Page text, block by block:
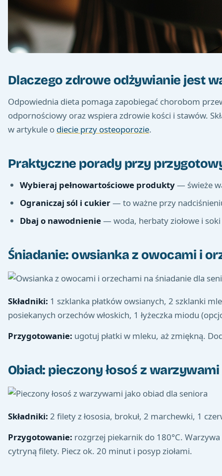
Dlaczego zdrowe odżywianie jest
Odpowiednia dieta pomaga zapobiegać chorobom
odpornościowy oraz wspiera zdrowie kości i stawów.
w artykule o diecie przy osteoporozie.
Praktyczne porady przy
Wybieraj pełnowartościowe produkty— świeże
Ograniczaj sól i cukier— to ważne przy
Dbaj o nawodnienie— woda, herbaty ziołowe i
Śniadanie: owsianka z owocami i
Składniki: 1 szklanka płatków owsianych, 2 szklanki
posiekanych orzechów włoskich, 1 łyżeczka miodu
Przygotowanie: ugotuj płatki w mleku, aż zmiękną.
Obiad: pieczony łosoś z warzywami
Składniki: 2 filety z łososia, brokuł, 2 marchewki, 1
Przygotowanie: rozgrzej piekarnik do 180°C.
cytryną filety. Piecz ok. 20 minut i posyp ziołami.